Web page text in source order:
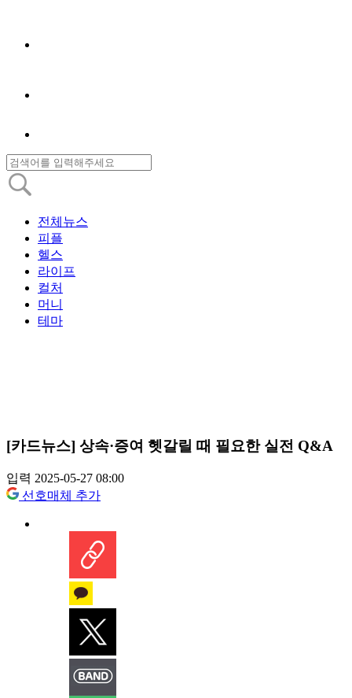
전체뉴스
피플
헬스
라이프
컬처
머니
테마
[카드뉴스] 상속·증여 헷갈릴 때 필요한 실전 Q&A
입력 2025-05-27 08:00
선호매체 추가